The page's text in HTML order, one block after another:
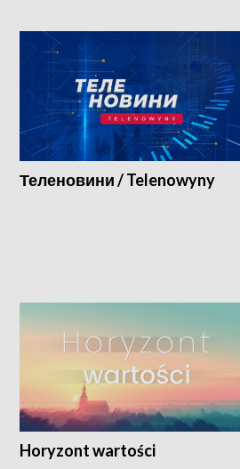
Теленовини / Telenowyny
Horyzont wartości